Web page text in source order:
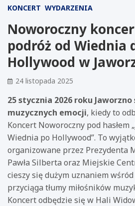
KONCERT WYDARZENIA
Noworoczny
podróż od Wiednia
Hollywood w
24 listopada 2025
25 stycznia 2026 roku
muzycznych emocji, kiedy to
Koncert Noworoczny pod hasłem
Wiednia po Hollywood”. To
organizowane przez Prezydenta
Pawła Silberta oraz Miejskie
cieszy się dużym uznaniem
przyciąga tłumy miłośników
Koncert odbędzie się w Hali